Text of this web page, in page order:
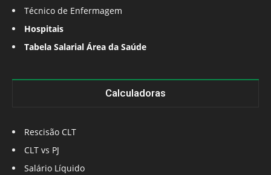
Técnico de Enfermagem
Hospitais
Tabela Salarial Área da Saúde
Calculadoras
Rescisão CLT
CLT vs PJ
Salário Líquido